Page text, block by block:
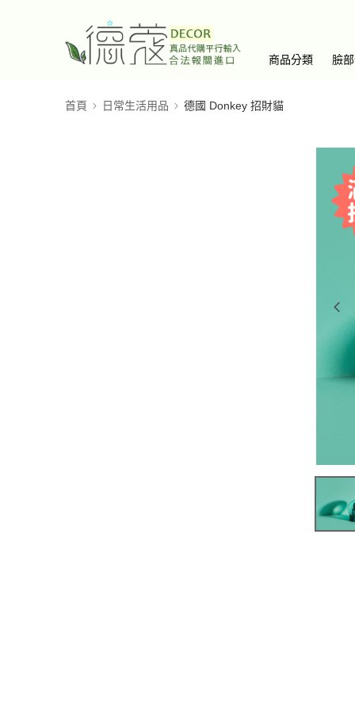
商品分類 臉
首頁 日常生活用品 德國 Donkey 招財貓